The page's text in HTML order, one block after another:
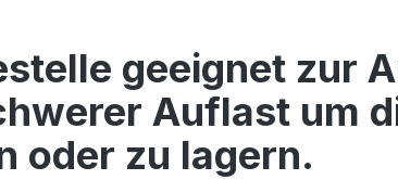
geeignet zur
Auflast um
oder zu lagern.